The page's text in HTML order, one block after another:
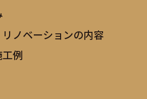
リノベーションの内容
例